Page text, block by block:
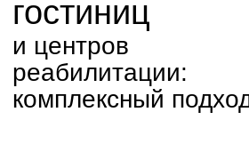
для учреждений, ориентированных на
отдых, оздоровление и реабилитацию,
требует особого внимания и
комплексного подхода. В отличие от
проектирования жилых или офисных
Дизайн и проектирование интерьеров